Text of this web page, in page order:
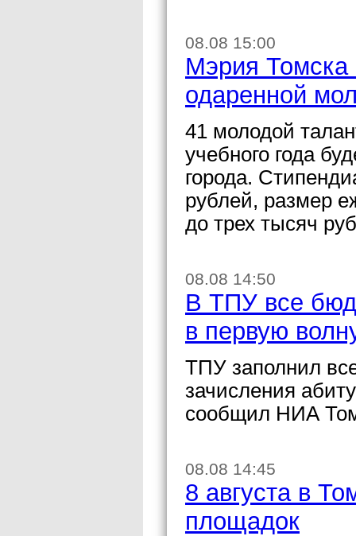
08.08 15:00
Мэрия Томска
одаренной
41 молодой
учебного года
города.
рублей, размер
до трех тысяч
08.08 14:50
В ТПУ все
в первую
ТПУ заполнил
зачисления
сообщил НИА
08.08 14:45
8 августа в
площадок